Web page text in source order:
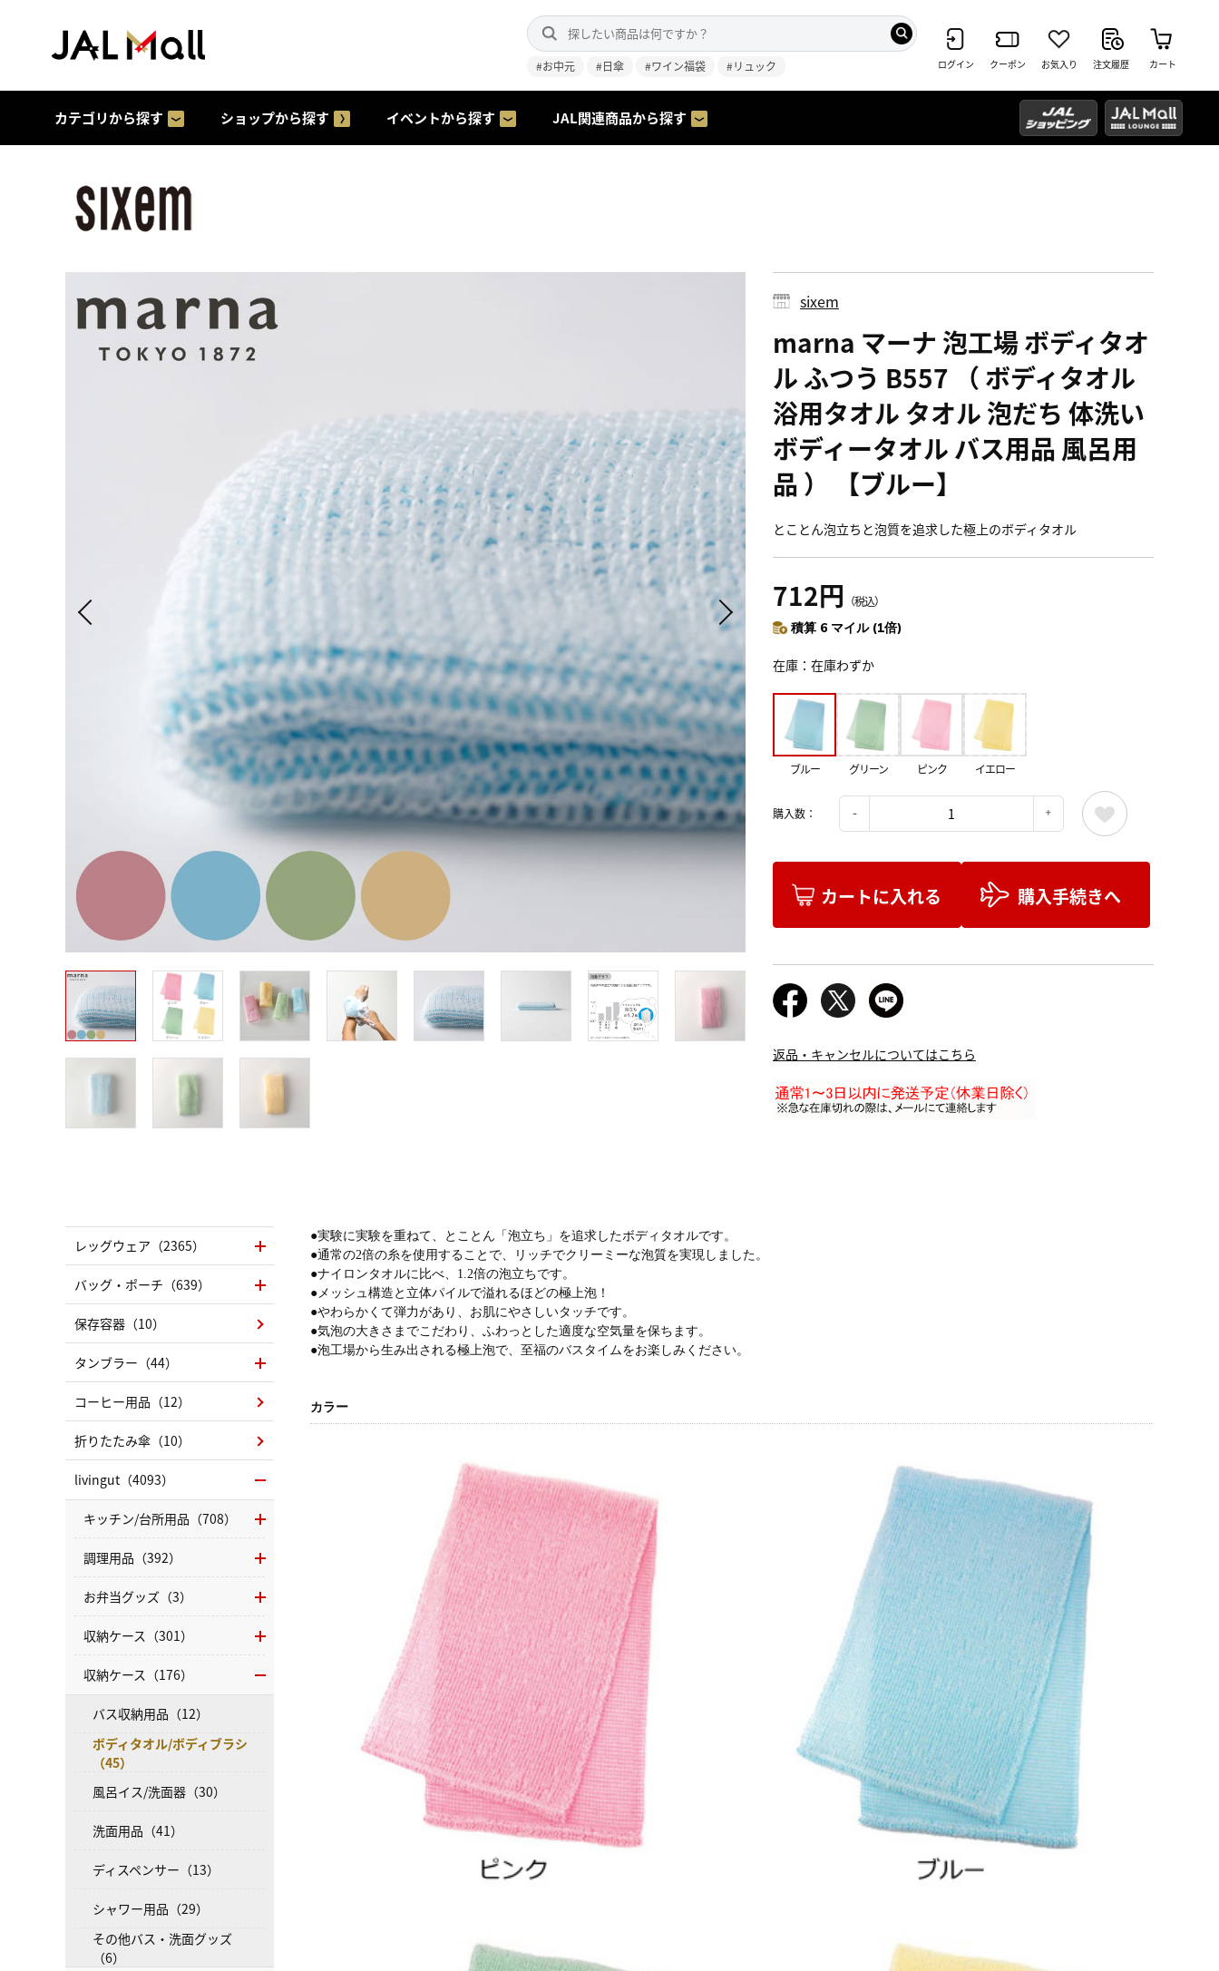
#お中元 #日傘 #ワイン福袋 #リュック ログイン クーポン お気入り 注文履歴 カート
カテゴリから探す ショップから探す イベントから探す JAL関連商品から探す
sixem
marna マーナ 泡工場 ボディタオ
ル ふつう B557 （ ボディタオル
浴用タオル タオル 泡だち 体洗い
ボディータオル バス用品 風呂用
品 ） 【ブルー】
とことん泡立ちと泡質を追求した極上のボディタオル
712円 （税込）
積算 6 マイル (1倍)
在庫 在庫わずか
ブルー グリーン ピンク イエロー
購入数：
カートに入れる 購入手続きへ
返品・キャンセルについてはこちら
●実験に実験を重ねて、とことん「泡立ち」を追求したボディタオルです。
●通常の2倍の糸を使用することで、リッチでクリーミーな泡質を実現しました。
●ナイロンタオルに比べ、1.2倍の泡立ちです。
●メッシュ構造と立体パイルで溢れるほどの極上泡！
●やわらかくて弾力があり、お肌にやさしいタッチです。
●気泡の大きさまでこだわり、ふわっとした適度な空気量を保ちます。
●泡工場から生み出される極上泡で、至福のバスタイムをお楽しみください。
カラー
レッグウェア（2365）
バッグ・ポーチ（639）
保存容器（10）
タンブラー（44）
コーヒー用品（12）
折りたたみ傘（10）
livingut（4093）
キッチン/台所用品（708）
調理用品（392）
お弁当グッズ（3）
収納ケース（301）
収納ケース（176）
バス収納用品（12）
ボディタオル/ボディブラシ
（45）
風呂イス/洗面器（30）
洗面用品（41）
ディスペンサー（13）
シャワー用品（29）
その他バス・洗面グッズ
（6）